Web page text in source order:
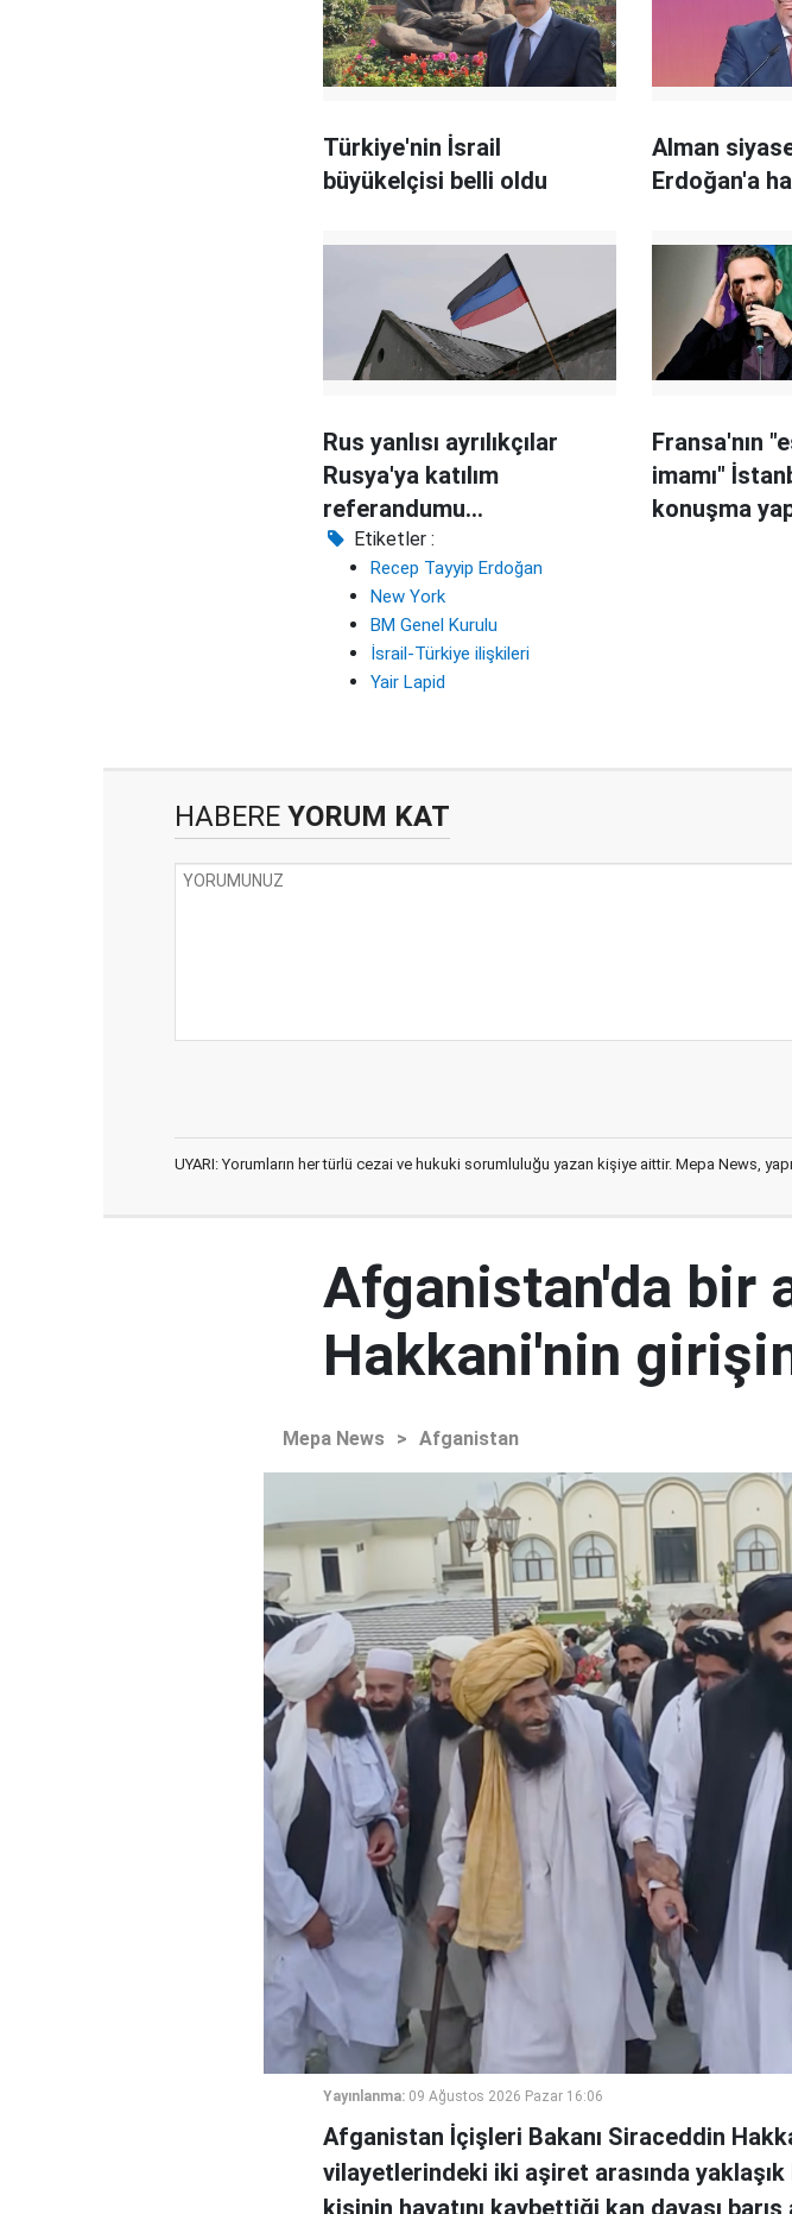
Türkiye'nin İsrail
büyükelçisi belli oldu
Alman
Erdoğan'a
Rus yanlısı ayrılıkçılar
Rusya'ya katılım
referandumu
düzenleyecek
Fransa'nın
imamı"
konuşma
Etiketler :
Recep Tayyip Erdoğan
New York
BM Genel Kurulu
İsrail-Türkiye ilişkileri
Yair Lapid
HABERE YORUM KAT
UYARI: Yorumların her türlü cezai ve hukuki sorumluluğu yazan kişiye aittir. Mepa News,
Afganistan'da bir
Hakkani'nin
Mepa News > Afganistan
Yayınlanma: 09 Ağustos 2026 Pazar 16:06
Afganistan İçişleri Bakanı Siraceddin
vilayetlerindeki iki aşiret arasında
kişinin hayatını kaybettiği kan davası